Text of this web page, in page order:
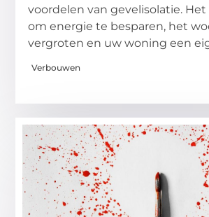
voordelen van gevelisolatie.
om energie te besparen, het
vergroten en uw woning een
Verbouwen